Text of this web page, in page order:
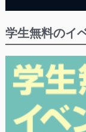
学生無料のイ